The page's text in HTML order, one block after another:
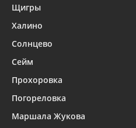
Щигры
Халино
Солнцево
Сейм
Прохоровка
Погореловка
Маршала Жукова